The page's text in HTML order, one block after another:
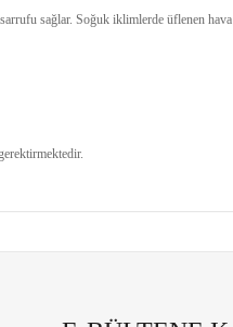
sağlar. Soğuk iklimlerde üflenen hava